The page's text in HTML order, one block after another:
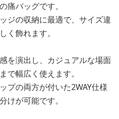
痛バッグです。
ジの収納に最適で、サイズ違
く飾れます。
を演出し、カジュアルな場面
で幅広く使えます。
プの両方が付いた2WAY仕様
けが可能です。